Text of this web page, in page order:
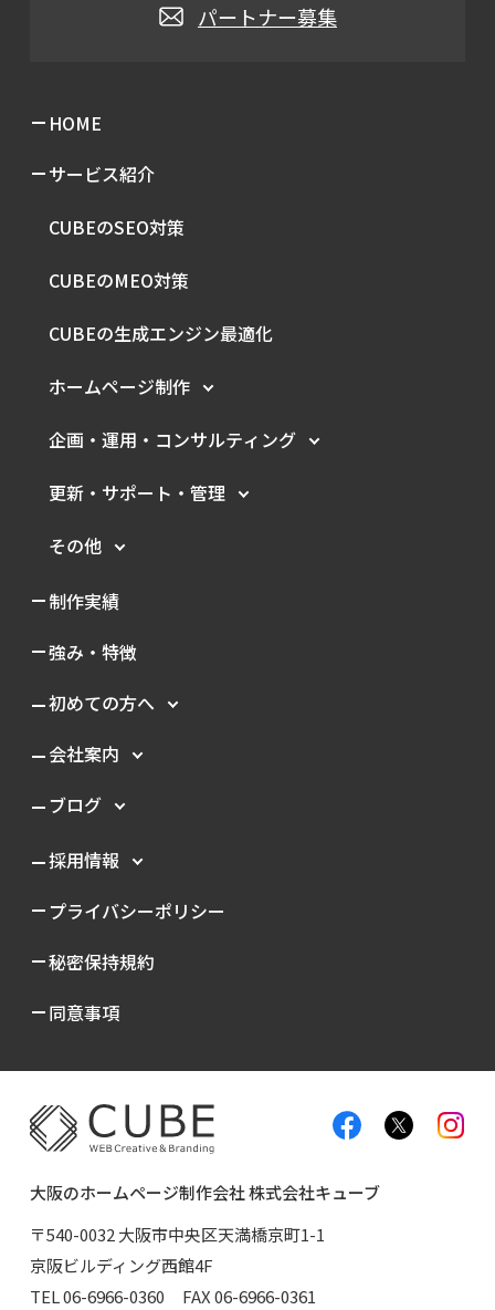
パートナー募集
HOME
サービス紹介
CUBEのSEO対策
CUBEのMEO対策
CUBEの生成エンジン最適化
ホームページ制作
企画・運用・ コンサルティング
更新・サポート・管理
その他
制作実績
強み・特徴
初めての方へ
会社案内
ブログ
採用情報
プライバシーポリシー
秘密保持規約
同意事項
大阪のホームページ制作会社 株式会社キューブ
〒540-0032 大阪市中央区天満橋京町1-1
京阪ビルディング西館4F
TEL06-6966-0360 FAX 06-6966-0361